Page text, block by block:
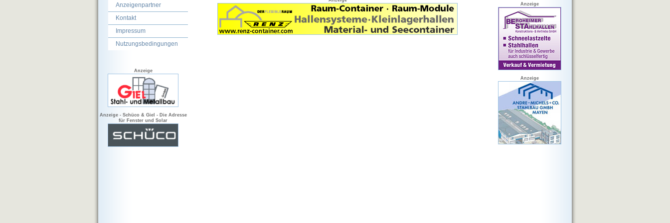
Anzeigenpartner
Kontakt
Impressum
Nutzungsbedingungen
Anzeige
Anzeige - Schüco & Giel - Die Adresse
für Fenster und Solar
Anzeige
Anzeige